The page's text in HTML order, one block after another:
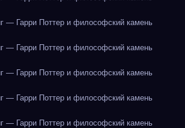
— Гарри Поттер и философский камень
— Гарри Поттер и философский камень
— Гарри Поттер и философский камень
— Гарри Поттер и философский камень
— Гарри Поттер и философский камень